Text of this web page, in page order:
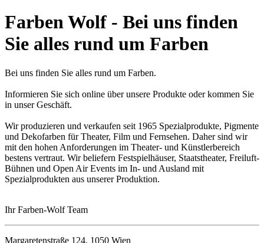
Farben Wolf - Bei uns finden
Sie alles rund um Farben
Bei uns finden Sie alles rund um Farben.
Informieren Sie sich online über unsere Produkte oder kommen Sie
in unser Geschäft.
Wir produzieren und verkaufen seit 1965 Spezialprodukte, Pigmente
und Dekofarben für Theater, Film und Fernsehen. Daher sind wir
mit den hohen Anforderungen im Theater- und Künstlerbereich
bestens vertraut. Wir beliefern Festspielhäuser, Staatstheater, Freiluft-
Bühnen und Open Air Events im In- und Ausland mit
Spezialprodukten aus unserer Produktion.
Ihr Farben-Wolf Team
Margaretenstraße 124, 1050 Wien